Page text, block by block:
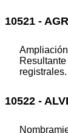
10521 -
10522 -